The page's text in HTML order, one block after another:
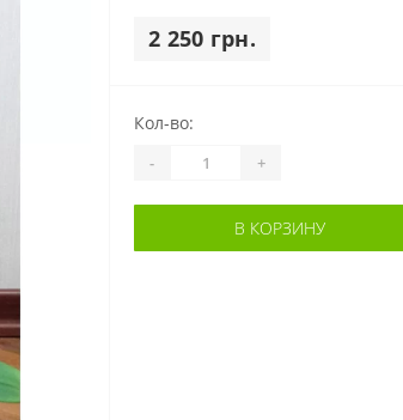
2 250 грн.
Кол-во:
- +
В КОРЗИНУ